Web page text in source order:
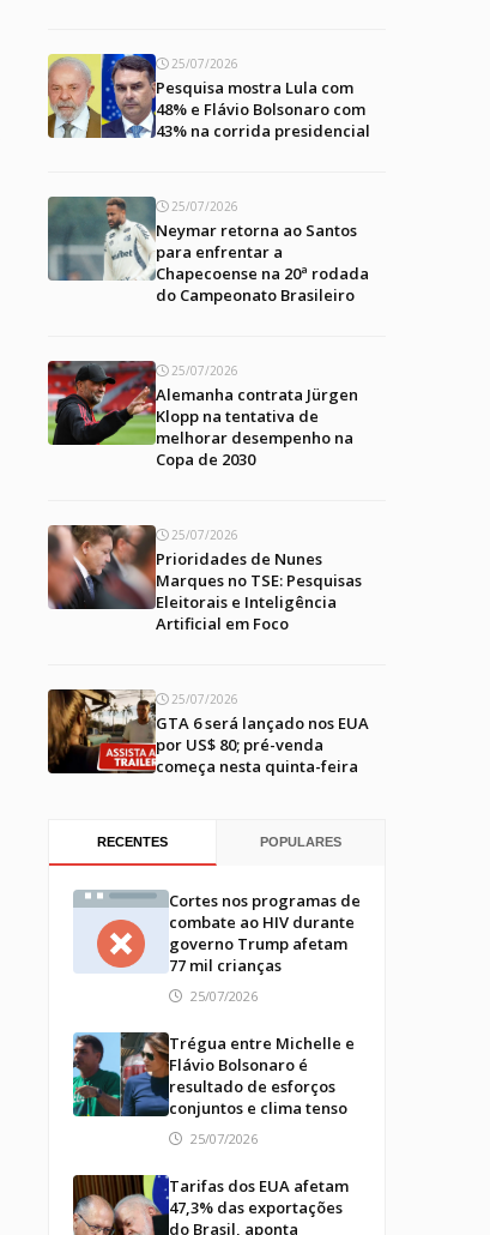
25/07/2026
Pesquisa mostra Lula com
48% e Flávio Bolsonaro com
43% na corrida presidencial
25/07/2026
Neymar retorna ao Santos
para enfrentar a
Chapecoense na 20ª rodada
do Campeonato Brasileiro
25/07/2026
Alemanha contrata Jürgen
Klopp na tentativa de
melhorar desempenho na
Copa de 2030
25/07/2026
Prioridades de Nunes
Marques no TSE: Pesquisas
Eleitorais e Inteligência
Artificial em Foco
25/07/2026
GTA 6 será lançado nos EUA
por US$ 80; pré-venda
começa nesta quinta-feira
RECENTES POPULARES
Cortes nos programas de
combate ao HIV durante
governo Trump afetam
77 mil crianças
25/07/2026
Trégua entre Michelle e
Flávio Bolsonaro é
resultado de esforços
conjuntos e clima tenso
25/07/2026
Tarifas dos EUA afetam
47,3% das exportações
do Brasil, aponta